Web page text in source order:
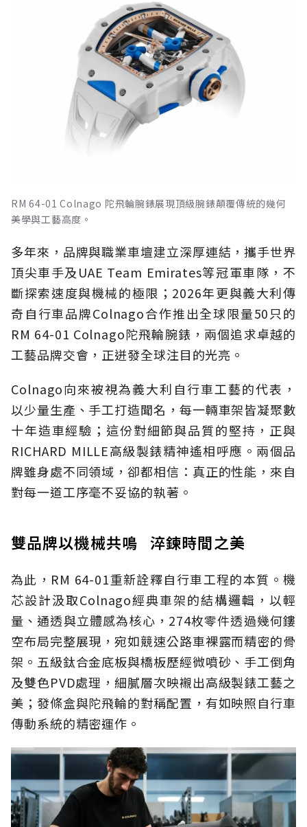
RM 64-01 Colnago 陀飛輪腕錶展現頂級腕錶顛覆傳統的幾何
美學與工藝高度。
多年來，品牌與職業車壇建立深厚連結，攜手世界
頂尖車手及UAE Team Emirates等冠軍車隊，不
斷探索速度與機械的極限；2026年更與義大利傳
奇自行車品牌Colnago合作推出全球限量50只的
RM 64-01 Colnago陀飛輪腕錶，兩個追求卓越的
工藝品牌交會，正迸發全球注目的光亮。
Colnago向來被視為義大利自行車工藝的代表，
以少量生產、手工打造聞名，每一輛車架皆凝聚數
十年造車經驗；這份對細節與品質的堅持，正與
RICHARD MILLE高級製錶精神遙相呼應。兩個品
牌雖身處不同領域，卻都相信：真正的性能，來自
對每一道工序毫不妥協的執著。
雙品牌以機械共鳴 淬鍊時間之美
為此，RM 64-01重新詮釋自行車工程的本質。機
芯設計汲取Colnago經典車架的結構邏輯，以輕
量、通透與立體感為核心，274枚零件透過幾何鏤
空布局完整展現，宛如競速公路車裸露而精密的骨
架。五級鈦合金底板與橋板歷經微噴砂、手工倒角
及雙色PVD處理，細膩層次映襯出高級製錶工藝之
美；發條盒與陀飛輪的對稱配置，有如映照自行車
傳動系統的精密運作。